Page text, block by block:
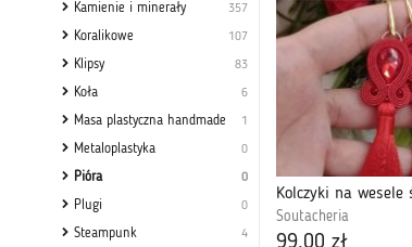
Soutacheria
99,00 zł
Kamienie i minerały 357
Koralikowe 107
Klipsy 83
Koła 6
Masa plastyczna handmade 1
Metaloplastyka 0
Pióra 0
Plugi 0
Steampunk 4